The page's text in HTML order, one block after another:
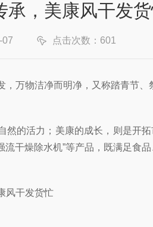
承，美康风干发
07 点击次数：601
物洁净而明净，又称踏青节、
活力；美康的成长，则是开拓
流干燥除水机”等产品，既满足食